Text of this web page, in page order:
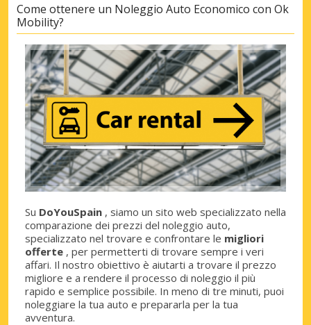
Come ottenere un Noleggio Auto Economico con Ok
Mobility?
Su DoYouSpain , siamo un sito web specializzato nella
comparazione dei prezzi del noleggio auto,
specializzato nel trovare e confrontare le migliori
offerte , per permetterti di trovare sempre i veri
affari. Il nostro obiettivo è aiutarti a trovare il prezzo
migliore e a rendere il processo di noleggio il più
rapido e semplice possibile. In meno di tre minuti, puoi
noleggiare la tua auto e prepararla per la tua
avventura.